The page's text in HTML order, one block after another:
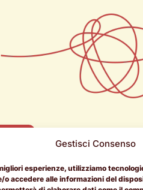
Gestisci Consenso
esperienze, utilizziamo
o accedere alle informazioni del